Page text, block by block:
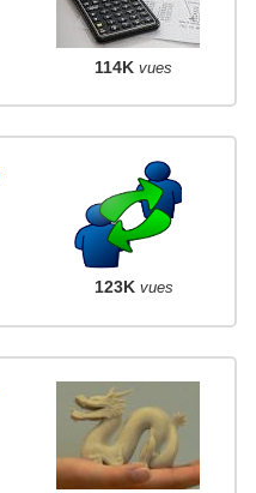
114K vues
123K vues